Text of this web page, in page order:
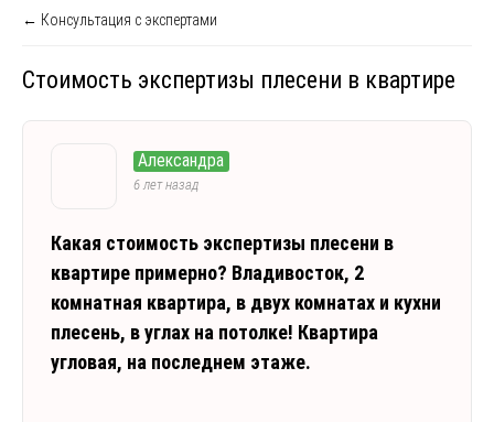
← Консультация с экспертами
Стоимость экспертизы плесени в квартире
Александра
6 лет назад
Какая стоимость экспертизы плесени в
квартире примерно? Владивосток, 2
комнатная квартира, в двух комнатах и кухни
плесень, в углах на потолке! Квартира
угловая, на последнем этаже.